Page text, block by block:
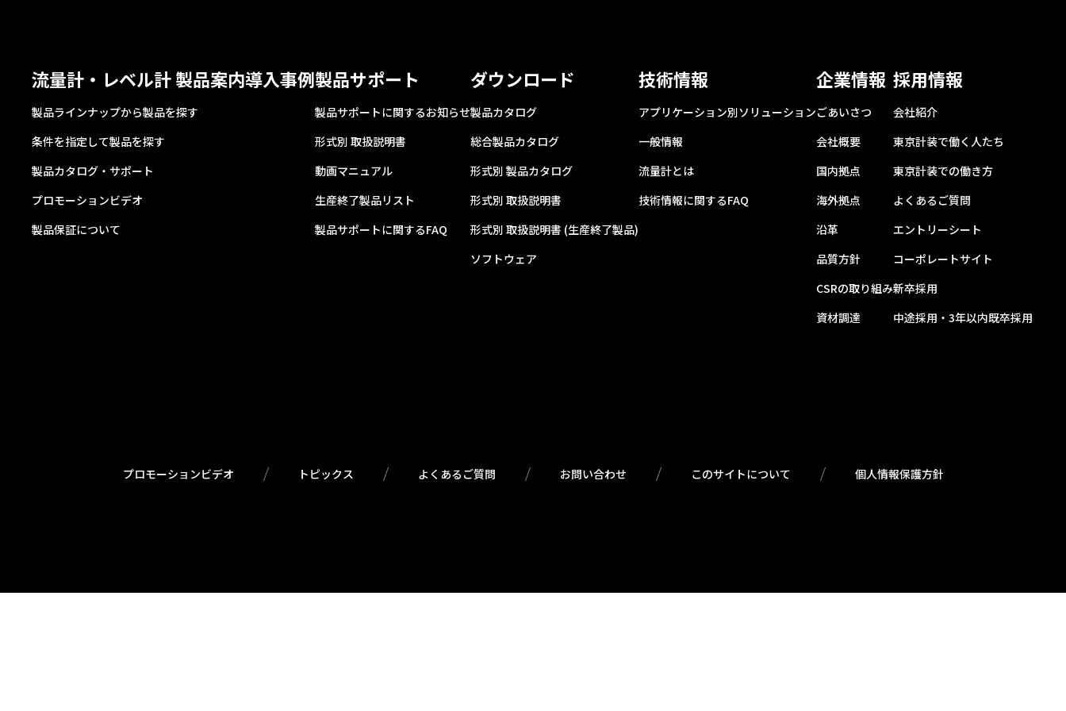
流量計・レベル計 製品案内
製品ラインナップから製品を探す
条件を指定して製品を探す
製品カタログ・サポート
プロモーションビデオ
製品保証について
導入事例製品サポート
製品サポートに関するお知らせ
形式別 取扱説明書
動画マニュアル
生産終了製品リスト
製品サポートに関するFAQ
ダウンロード
製品カタログ
総合製品カタログ
形式別 製品カタログ
形式別 取扱説明書
形式別 取扱説明書 (生産終了製品)
ソフトウェア
技術情報
アプリケーション別ソリューション
一般情報
流量計とは
技術情報に関するFAQ
企業情報
ごあいさつ
会社概要
国内拠点
海外拠点
沿革
品質方針
CSRの取り組み
資材調達
採用情報
会社紹介
東京計装で働く人たち
東京計装での働き方
よくあるご質問
エントリーシート
コーポレートサイト
新卒採用
中途採用・3年以内既卒採用
プロモーションビデオ トピックス よくあるご質問 お問い合わせ このサイトについて 個人情報保護方針